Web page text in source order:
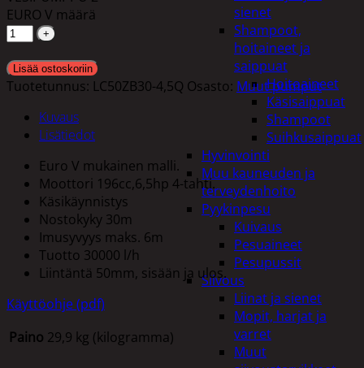
sienet
Shampoot,
hoitaineet ja
saippuat
Hoitoaineet
Käsisaippuat
Shampoot
Suihkusaippuat
Hyvinvointi
Muu kauneuden ja
terveydenhoito
Pyykinpesu
Kuivaus
Pesuaineet
Pesupussit
Siivous
Liinat ja sienet
Mopit, harjat ja
varret
Muut
EURO V määrä
Lisää ostoskoriin
Tuotetunnus: LC50ZB30-4,5Q Osasto: Muut pumput
Kuvaus
Lisätiedot
Euro V mukainen malli.
Moottori 196cc,6,5hp 4-tahti.
Käsikäynnistys
Nostokyky 30m
Imusyvyys maks. 6m
Tuotto 30000 l/h
Liintäntä 50mm, sisään ja ulos.
Käyttöohje (pdf)
Paino 29,9 kg (kilogramma)